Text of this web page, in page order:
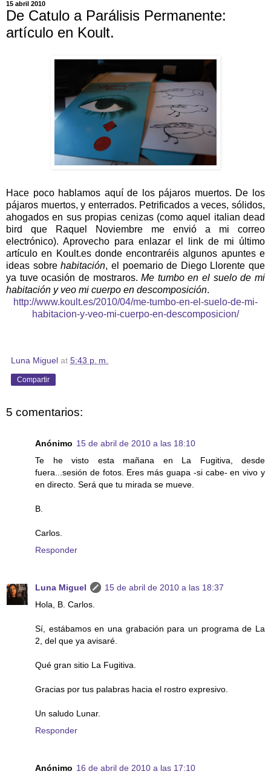
15 abril 2010
De Catulo a Parálisis Permanente:
artículo en Koult.
Hace poco hablamos aquí de los pájaros muertos. De los
pájaros muertos, y enterrados. Petrificados a veces, sólidos,
ahogados en sus propias cenizas (como aquel italian dead
bird que Raquel Noviembre me envió a mi correo
electrónico). Aprovecho para enlazar el link de mi último
artículo en Koult.es donde encontraréis algunos apuntes e
ideas sobrehabitación, el poemario de Diego Llorente que
ya tuve ocasión de mostraros. Me tumbo en el suelo de mi
habitación y veo mi cuerpo en descomposición.
http://www.koult.es/2010/04/me-tumbo-en-el-suelo-de-mi-
habitacion-y-veo-mi-cuerpo-en-descomposicion/
Luna Miguel at 5:43 p. m.
Compartir
5 comentarios:
Anónimo 15 de abril de 2010 a las 18:10
Te he visto esta mañana en La Fugitiva, desde
fuera...sesión de fotos. Eres más guapa -si cabe- en vivo y
en directo. Será que tu mirada se mueve.
B.
Carlos.
Responder
Luna Miguel
15 de abril de 2010 a las 18:37
Hola, B. Carlos.
Sí, estábamos en una grabación para un programa de La
2, del que ya avisaré.
Qué gran sitio La Fugitiva.
Gracias por tus palabras hacia el rostro expresivo.
Un saludo Lunar.
Responder
Anónimo 16 de abril de 2010 a las 17:10